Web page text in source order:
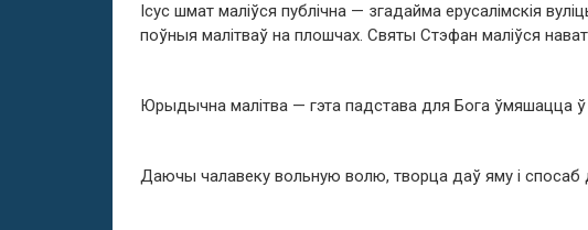
Ісус шмат маліўся публічна — згадайма ерусалімскія
поўныя малітваў на плошчах. Святы Стэфан маліўся
Юрыдычна малітва — гэта падстава для Бога ўмяшацца
Даючы чалавеку вольную волю, творца даў яму і спосаб